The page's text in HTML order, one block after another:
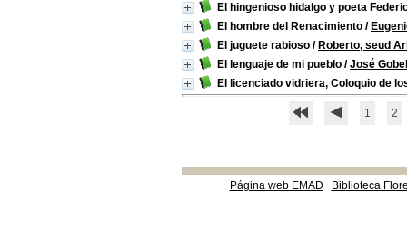
El hingenioso hidalgo y poeta
El hombre del Renacimiento /
El juguete rabioso / Roberto, seud
El lenguaje de mi pueblo /José
El licenciado vidriera, Coloquio de
1 2
Página web EMAD Biblioteca